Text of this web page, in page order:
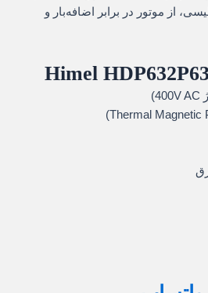
از موتور در برابر اضافه‌بار و
HDP632P63